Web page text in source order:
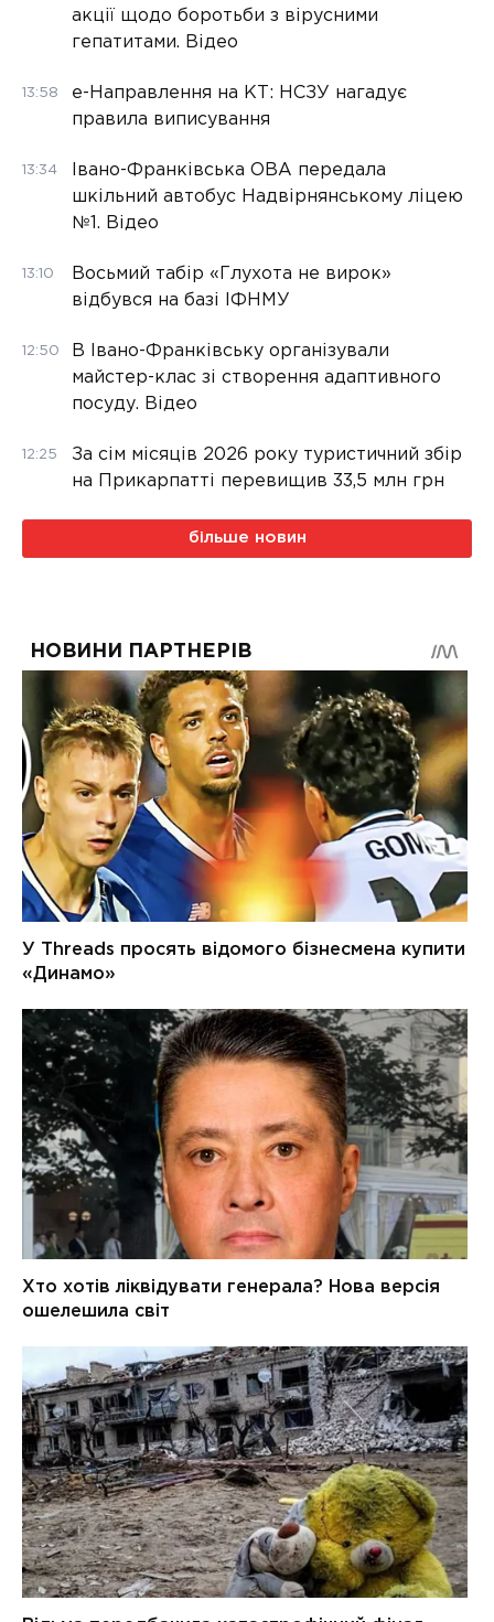
акції щодо боротьби з вірусними
гепатитами. Відео
13:58
е-Направлення на КТ: НСЗУ нагадує
правила виписування
13:34
Івано-Франківська ОВА передала
шкільний автобус Надвірнянському ліцею
№1. Відео
13:10
Восьмий табір «Глухота не вирок»
відбувся на базі ІФНМУ
12:50
В Івано-Франківську організували
майстер-клас зі створення адаптивного
посуду. Відео
12:25
За сім місяців 2026 року туристичний збір
на Прикарпатті перевищив 33,5 млн грн
більше новин